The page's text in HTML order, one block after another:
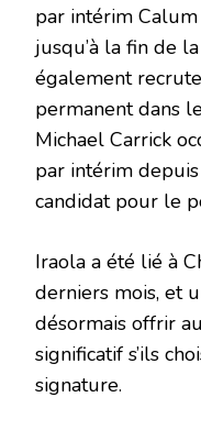
par intérim
jusqu’à la fin de
également
permanent dans
Michael Carrick
par intérim
candidat pour le
Iraola a été lié à
derniers mois, et
désormais offrir
significatif s’ils
signature.